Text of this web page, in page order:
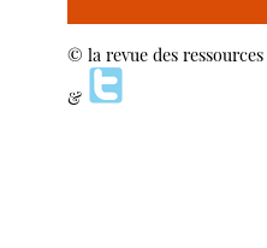
© la revue des
&